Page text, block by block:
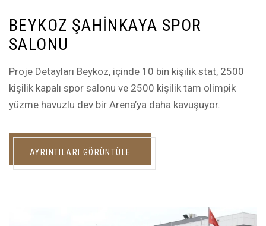
BEYKOZ ŞAHINKAYA SPOR
SALONU
Proje Detayları Beykoz, içinde 10 bin kişilik stat, 2500
kişilik kapalı spor salonu ve 2500 kişilik tam olimpik
yüzme havuzlu dev bir Arena’ya daha kavuşuyor.
AYRINTILARI GÖRÜNTÜLE